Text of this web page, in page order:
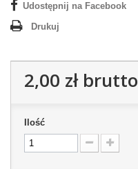
Udostępnij na Facebook
Drukuj
2,00 złbrutto
Ilość